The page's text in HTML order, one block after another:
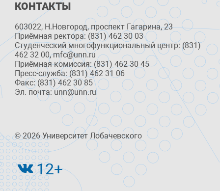
КОНТАКТЫ
603022, Н.Новгород, проспект Гагарина, 23
Приёмная ректора: (831) 462 30 03
Студенческий многофункциональный центр: (831)
462 32 00, mfc@unn.ru
Приёмная комиссия: (831) 462 30 45
Пресс-служба: (831) 462 31 06
Факс: (831) 462 30 85
Эл. почта: unn@unn.ru
© 2026 Университет Лобачевского
12+